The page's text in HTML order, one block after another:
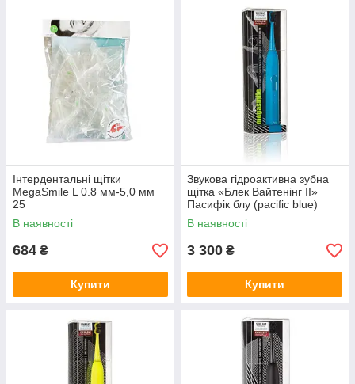
Інтердентальні щітки
MegaSmile L 0.8 мм-5,0 мм
25
В наявності
684 ₴
Купити
Звукова гідроактивна зубна
щітка «Блек Вайтенінг ІІ»
Пасифік блу (pacific blue)
В наявності
3 300 ₴
Купити